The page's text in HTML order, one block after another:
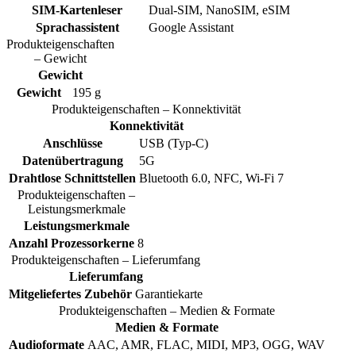
SIM-Kartenleser
Dual-SIM, NanoSIM, eSIM
Sprachassistent
Google Assistant
Produkteigenschaften
– Gewicht
Gewicht
Gewicht
195 g
Produkteigenschaften – Konnektivität
Konnektivität
Anschlüsse
USB (Typ-C)
Datenübertragung
5G
Drahtlose Schnittstellen Bluetooth 6.0, NFC, Wi-Fi 7
Produkteigenschaften –
Leistungsmerkmale
Leistungsmerkmale
Anzahl Prozessorkerne 8
Produkteigenschaften – Lieferumfang
Lieferumfang
Mitgeliefertes Zubehör Garantiekarte
Produkteigenschaften – Medien & Formate
Medien & Formate
Audioformate AAC, AMR, FLAC, MIDI, MP3, OGG, WAV